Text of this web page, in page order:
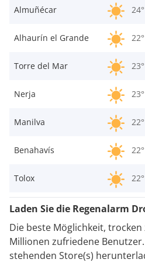
Almuñécar 24°
Alhaurín el Grande 22°
Torre del Mar 23°
Nerja 23°
Manilva 22°
Benahavís 22°
Tolox 22°
Laden Sie die Regenalarm
Die beste Möglichkeit,
Millionen zufriedene
stehenden Store(s)